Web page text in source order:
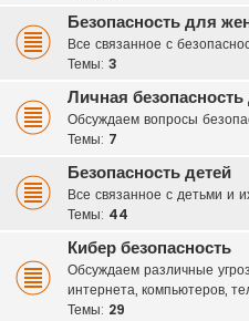
Безопасность для
Все связанное с
Темы: 3
Личная
Обсуждаем вопросы
Темы: 7
Безопасность детей
Все связанное с детьми и
Темы: 44
Кибер безопасность
Обсуждаем различные
интернета, компьютеров,
Темы: 29